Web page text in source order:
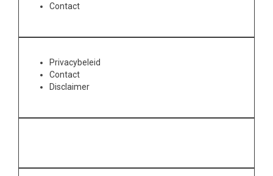
Contact
Privacybeleid
Contact
Disclaimer